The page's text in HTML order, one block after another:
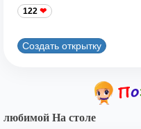
122
Создать открытку
любимой На столе